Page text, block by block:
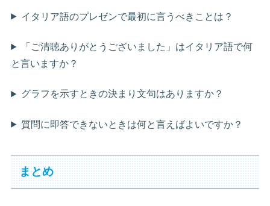
イタリア語のプレゼンで最初に言うべきことは？
「ご清聴ありがとうございました」はイタリア語で何
と言いますか？
グラフを示すときの決まり文句はありますか？
質問に即答できないときは何と言えばよいですか？
まとめ